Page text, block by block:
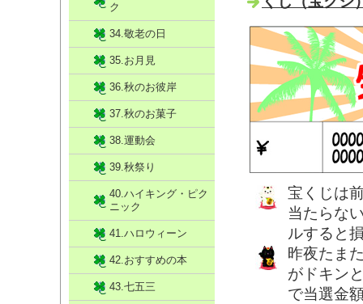
宝くじは
当たらな
ルすると
昨夜たま
がドキン
で当選金
ク
34.敬老の日
35.お月見
36.秋のお彼岸
37.秋のお菓子
38.運動会
39.秋祭り
40.ハイキング・ピク
ニック
41.ハロウィーン
42.おすすめの本
43.七五三